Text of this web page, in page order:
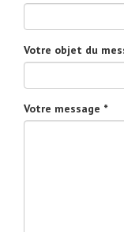
Votre objet du
Votre message *